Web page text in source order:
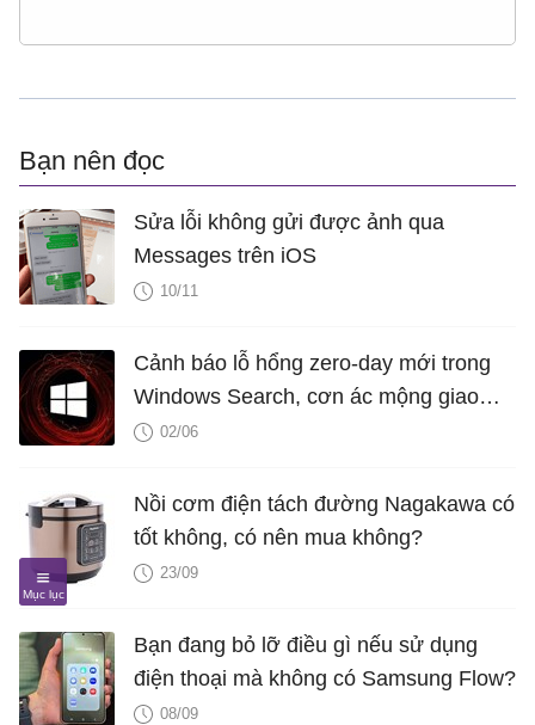
Bạn nên đọc
Sửa lỗi không gửi được ảnh qua
Messages trên iOS
10/11
Cảnh báo lỗ hổng zero-day mới trong
Windows Search, cơn ác mộng giao
thức Windows ngày càng tồi tệ
02/06
Nồi cơm điện tách đường Nagakawa có
tốt không, có nên mua không?
23/09
Bạn đang bỏ lỡ điều gì nếu sử dụng
điện thoại mà không có Samsung Flow?
08/09